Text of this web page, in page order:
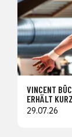
VINCENT
ERHÄLT
29.07.26